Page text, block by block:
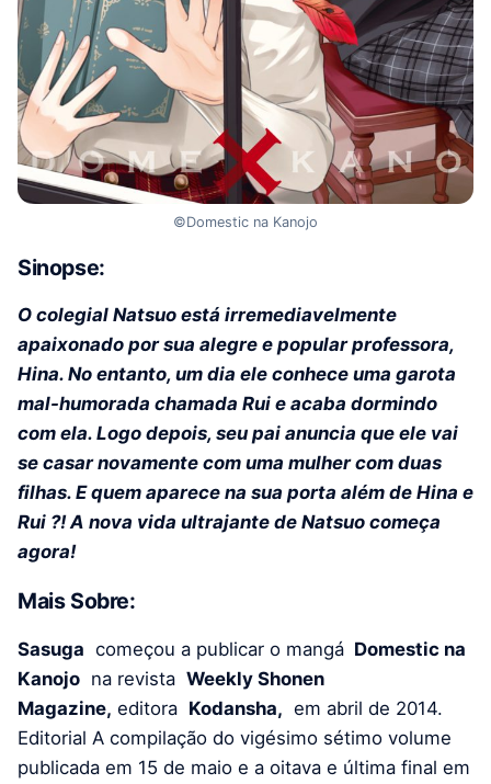
©Domestic na Kanojo
Sinopse:
O colegial Natsuo está irremediavelmente
apaixonado por sua alegre e popular professora,
Hina. No entanto, um dia ele conhece uma garota
mal-humorada chamada Rui e acaba dormindo
com ela. Logo depois, seu pai anuncia que ele vai
se casar novamente com uma mulher com duas
filhas. E quem aparece na sua porta além de Hina e
Rui ?! A nova vida ultrajante de Natsuo começa
agora!
Mais Sobre:
Sasuga começou a publicar o mangá Domestic na
Kanojo na revista Weekly Shonen
Magazine, editora Kodansha, em abril de 2014.
Editorial A compilação do vigésimo sétimo volume
publicada em 15 de maio e a oitava e última final em